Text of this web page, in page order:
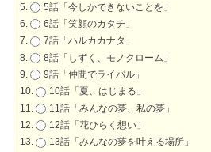
5話「今しかできないことを」
6話「笑顔のカタチ」
7話「ハルカカナタ」
8話「しずく、モノクローム」
9話「仲間でライバル」
10話「夏、はじまる」
11話「みんなの夢、私の夢」
12話「花ひらく想い」
13話「みんなの夢を叶える場所」